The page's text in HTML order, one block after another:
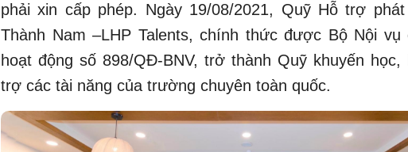
phải xin cấp phép. Ngày 19/08/2021, Quỹ Hỗ trợ
Thành Nam –LHP Talents, chính thức được Bộ Nội vụ
hoạt động số 898/QĐ-BNV, trở thành Quỹ khuyến học,
trợ các tài năng của trường chuyên toàn quốc.